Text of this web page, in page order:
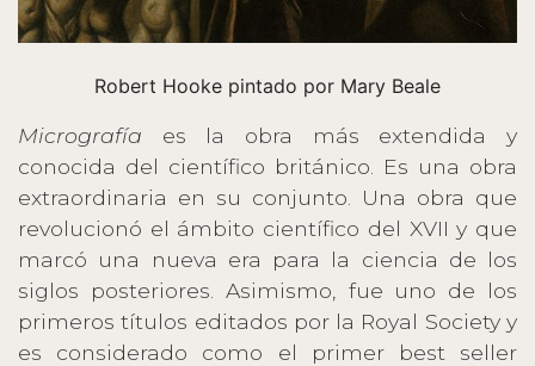
Robert Hooke pintado por Mary Beale
Micrografía es la obra más extendida y
conocida del científico británico. Es una obra
extraordinaria en su conjunto. Una obra que
revolucionó el ámbito científico del XVII y que
marcó una nueva era para la ciencia de los
siglos posteriores. Asimismo, fue uno de los
primeros títulos editados por la Royal Society y
es considerado como el primer best seller